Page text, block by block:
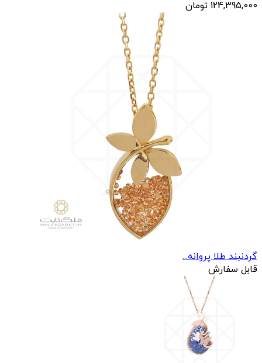
124,395,000 تومان
گردنبند طلا پروانه...
قابل سفارش